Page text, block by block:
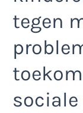
tegen